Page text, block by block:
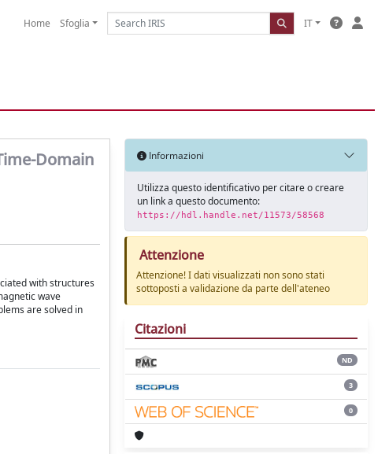
Home Sfoglia IT
Domain
with structures
wave
are solved in
Informazioni
Utilizza questo identificativo per citare o creare
un link a questo documento:
https://hdl.handle.net/11573/58568
Attenzione
Attenzione! I dati visualizzati non sono stati
sottoposti a validazione da parte dell'ateneo
Citazioni
ND
3
0